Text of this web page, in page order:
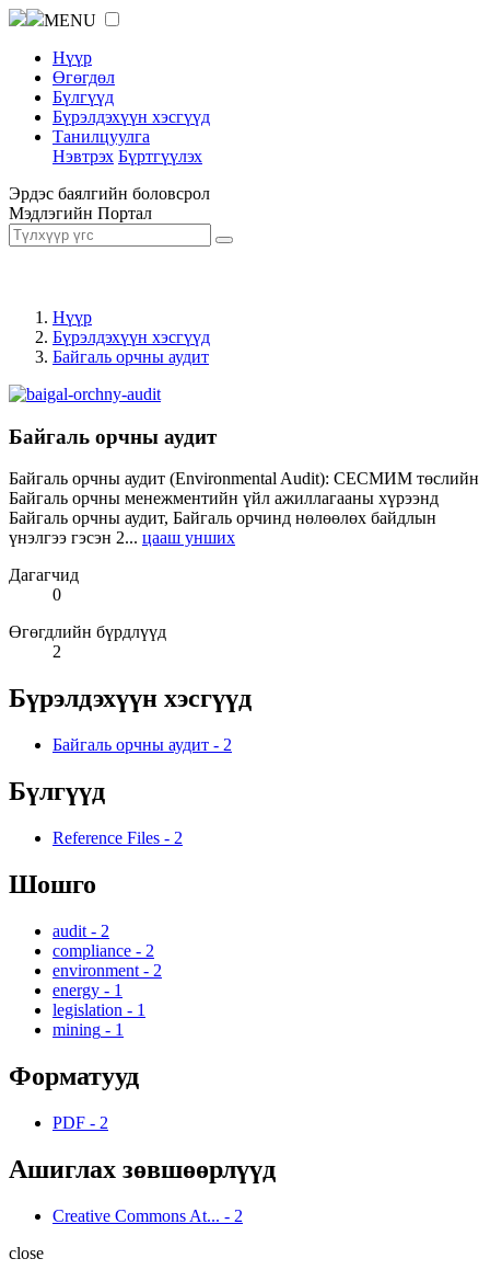
MENU
Нүүр
Өгөгдөл
Бүлгүүд
Бүрэлдэхүүн хэсгүүд
Танилцуулга
Нэвтрэх Бүртгүүлэх
Эрдэс баялгийн боловсрол
Мэдлэгийн Портал
Нүүр
Бүрэлдэхүүн хэсгүүд
Байгаль орчны аудит
Байгаль орчны аудит
Байгаль орчны аудит (Environmental Audit): СЕСМИМ төслийн
Байгаль орчны менежментийн үйл ажиллагааны хүрээнд
Байгаль орчны аудит, Байгаль орчинд нөлөөлөх байдлын
үнэлгээ гэсэн 2... цааш унших
Дагагчид
0
Өгөгдлийн бүрдлүүд
2
Бүрэлдэхүүн хэсгүүд
Байгаль орчны аудит - 2
Бүлгүүд
Reference Files - 2
Шошго
audit - 2
compliance - 2
environment - 2
energy - 1
legislation - 1
mining - 1
Форматууд
PDF - 2
Ашиглах зөвшөөрлүүд
Creative Commons At... - 2
close